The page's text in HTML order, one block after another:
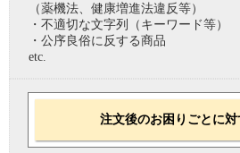
（薬機法、健康増進法違反等）
・不適切な文字列（キーワード等）
・公序良俗に反する商品
etc.
注文後のお困りごとに